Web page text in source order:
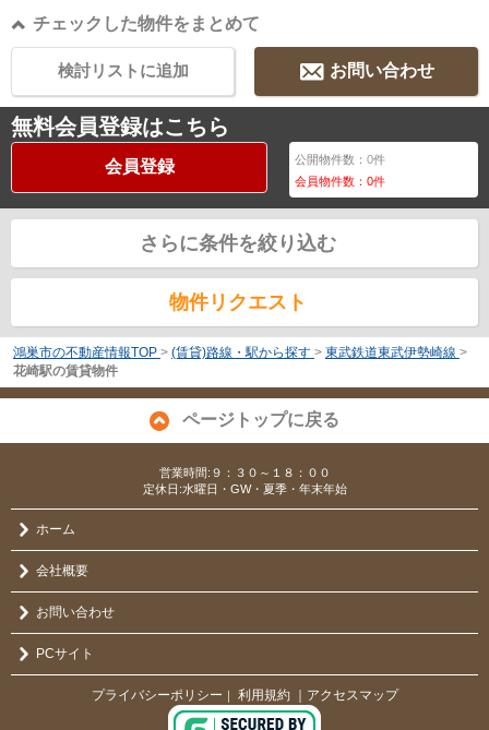
チェックした物件をまとめて
お問い合わせ
検討リストに追加
無料会員登録はこちら
会員登録 公開物件数：0件
会員物件数：0件
さらに条件を絞り込む
物件リクエスト
鴻巣市の不動産情報TOP > (賃貸)路線・駅から探す > 東武鉄道東武伊勢崎線 >
花崎駅の賃貸物件
ページトップに戻る
営業時間:９：３０～１８：００
定休日:水曜日・GW・夏季・年末年始
ホーム
会社概要
お問い合わせ
PCサイト
プライバシーポリシー ｜ 利用規約 ｜アクセスマップ